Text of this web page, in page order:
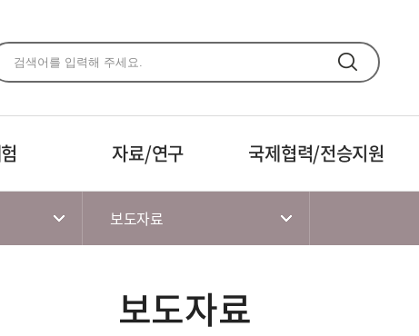
자료/연구 국제협력/전승지원
보도자료
보도자료